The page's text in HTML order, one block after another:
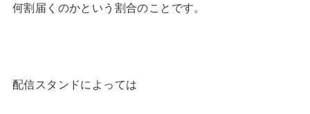
何割届くのかという割合のことです。
配信スタンドによっては